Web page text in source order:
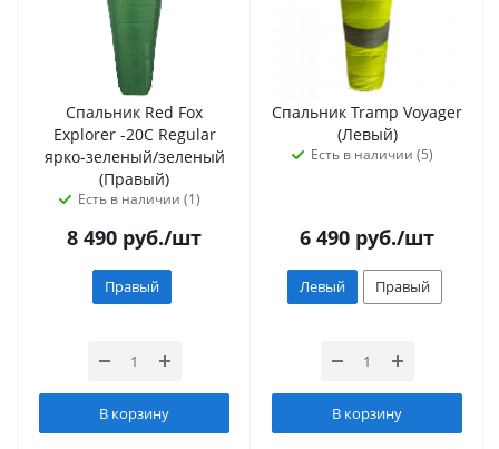
Спальник Red Fox
Explorer -20C Regular
ярко-зеленый/зеленый
(Правый)
Есть в наличии (1)
8 490 руб./шт
Правый
В корзину
Спальник Tramp Voyager
(Левый)
Есть в наличии (5)
6 490 руб./шт
Левый Правый
В корзину